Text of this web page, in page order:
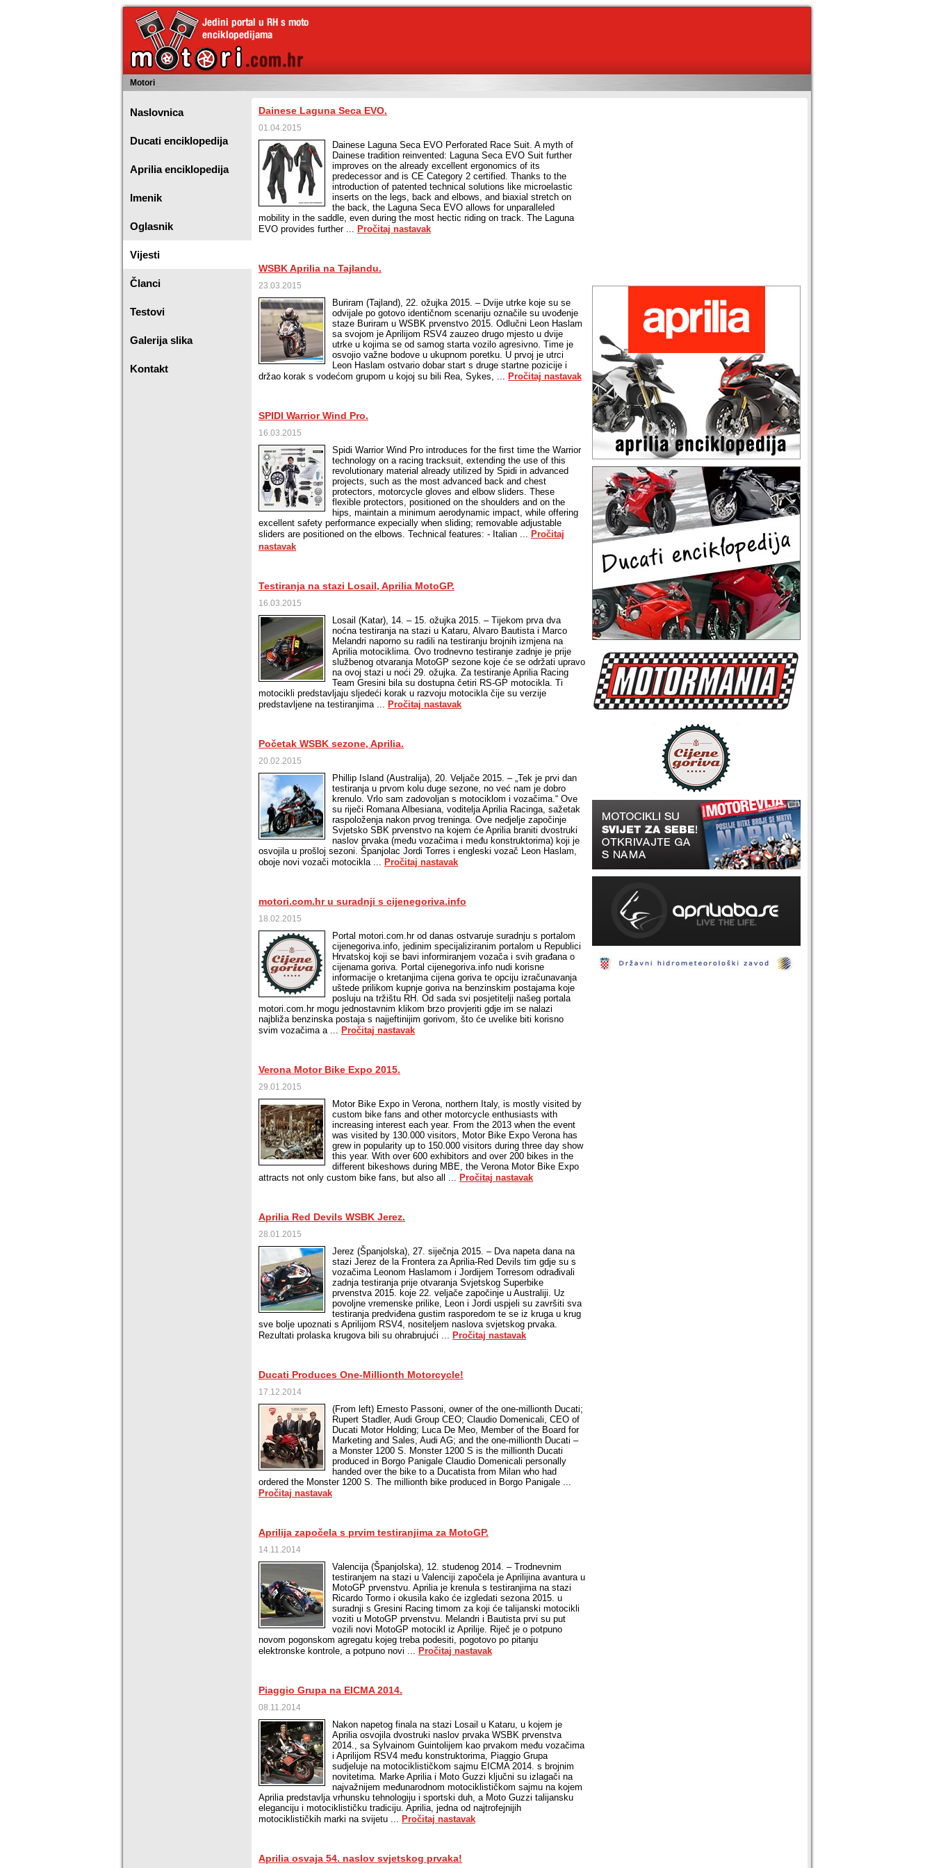
Motori
Naslovnica
Ducati enciklopedija
Aprilia enciklopedija
Imenik
Oglasnik
Vijesti
Članci
Testovi
Galerija slika
Kontakt
Dainese Laguna Seca EVO.
01.04.2015
Dainese Laguna Seca EVO Perforated Race Suit. A myth of
Dainese tradition reinvented: Laguna Seca EVO Suit further
improves on the already excellent ergonomics of its
predecessor and is CE Category 2 certified. Thanks to the
introduction of patented technical solutions like microelastic
inserts on the legs, back and elbows, and biaxial stretch on
the back, the Laguna Seca EVO allows for unparalleled
mobility in the saddle, even during the most hectic riding on track. The Laguna
EVO provides further ... Pročitaj nastavak
WSBK Aprilia na Tajlandu.
23.03.2015
Buriram (Tajland), 22. ožujka 2015. – Dvije utrke koje su se
odvijale po gotovo identičnom scenariju označile su uvođenje
staze Buriram u WSBK prvenstvo 2015. Odlučni Leon Haslam
sa svojom je Aprilijom RSV4 zauzeo drugo mjesto u dvije
utrke u kojima se od samog starta vozilo agresivno. Time je
osvojio važne bodove u ukupnom poretku. U prvoj je utrci
Leon Haslam ostvario dobar start s druge startne pozicije i
držao korak s vodećom grupom u kojoj su bili Rea, Sykes, ... Pročitaj nastavak
SPIDI Warrior Wind Pro.
16.03.2015
Spidi Warrior Wind Pro introduces for the first time the Warrior
technology on a racing tracksuit, extending the use of this
revolutionary material already utilized by Spidi in advanced
projects, such as the most advanced back and chest
protectors, motorcycle gloves and elbow sliders. These
flexible protectors, positioned on the shoulders and on the
hips, maintain a minimum aerodynamic impact, while offering
excellent safety performance expecially when sliding; removable adjustable
sliders are positioned on the elbows. Technical features: - Italian ... Pročitaj
nastavak
Testiranja na stazi Losail, Aprilia MotoGP.
16.03.2015
Losail (Katar), 14. – 15. ožujka 2015. – Tijekom prva dva
noćna testiranja na stazi u Kataru, Alvaro Bautista i Marco
Melandri naporno su radili na testiranju brojnih izmjena na
Aprilia motociklima. Ovo trodnevno testiranje zadnje je prije
službenog otvaranja MotoGP sezone koje će se održati upravo
na ovoj stazi u noći 29. ožujka. Za testiranje Aprilia Racing
Team Gresini bila su dostupna četiri RS-GP motocikla. Ti
motocikli predstavljaju sljedeći korak u razvoju motocikla čije su verzije
predstavljene na testiranjima ... Pročitaj nastavak
Početak WSBK sezone, Aprilia.
20.02.2015
Phillip Island (Australija), 20. Veljače 2015. – „Tek je prvi dan
testiranja u prvom kolu duge sezone, no već nam je dobro
krenulo. Vrlo sam zadovoljan s motociklom i vozačima.“ Ove
su riječi Romana Albesiana, voditelja Aprilia Racinga, sažetak
raspoloženja nakon prvog treninga. Ove nedjelje započinje
Svjetsko SBK prvenstvo na kojem će Aprilia braniti dvostruki
naslov prvaka (među vozačima i među konstruktorima) koji je
osvojila u prošloj sezoni. Španjolac Jordi Torres i engleski vozač Leon Haslam,
oboje novi vozači motocikla ... Pročitaj nastavak
motori.com.hr u suradnji s cijenegoriva.info
18.02.2015
Portal motori.com.hr od danas ostvaruje suradnju s portalom
cijenegoriva.info, jedinim specijaliziranim portalom u Republici
Hrvatskoj koji se bavi informiranjem vozača i svih građana o
cijenama goriva. Portal cijenegoriva.info nudi korisne
informacije o kretanjima cijena goriva te opciju izračunavanja
uštede prilikom kupnje goriva na benzinskim postajama koje
posluju na tržištu RH. Od sada svi posjetitelji našeg portala
motori.com.hr mogu jednostavnim klikom brzo provjeriti gdje im se nalazi
najbliža benzinska postaja s najjeftinijim gorivom, što će uvelike biti korisno
svim vozačima a ... Pročitaj nastavak
Verona Motor Bike Expo 2015.
29.01.2015
Motor Bike Expo in Verona, northern Italy, is mostly visited by
custom bike fans and other motorcycle enthusiasts with
increasing interest each year. From the 2013 when the event
was visited by 130.000 visitors, Motor Bike Expo Verona has
grew in popularity up to 150.000 visitors during three day show
this year. With over 600 exhibitors and over 200 bikes in the
different bikeshows during MBE, the Verona Motor Bike Expo
attracts not only custom bike fans, but also all ... Pročitaj nastavak
Aprilia Red Devils WSBK Jerez.
28.01.2015
Jerez (Španjolska), 27. siječnja 2015. – Dva napeta dana na
stazi Jerez de la Frontera za Aprilia-Red Devils tim gdje su s
vozačima Leonom Haslamom i Jordijem Torresom odrađivali
zadnja testiranja prije otvaranja Svjetskog Superbike
prvenstva 2015. koje 22. veljače započinje u Australiji. Uz
povoljne vremenske prilike, Leon i Jordi uspjeli su završiti sva
testiranja predviđena gustim rasporedom te se iz kruga u krug
sve bolje upoznati s Aprilijom RSV4, nositeljem naslova svjetskog prvaka.
Rezultati prolaska krugova bili su ohrabrujući ... Pročitaj nastavak
Ducati Produces One-Millionth Motorcycle!
17.12.2014
(From left) Ernesto Passoni, owner of the one-millionth Ducati;
Rupert Stadler, Audi Group CEO; Claudio Domenicali, CEO of
Ducati Motor Holding; Luca De Meo, Member of the Board for
Marketing and Sales, Audi AG; and the one-millionth Ducati –
a Monster 1200 S. Monster 1200 S is the millionth Ducati
produced in Borgo Panigale Claudio Domenicali personally
handed over the bike to a Ducatista from Milan who had
ordered the Monster 1200 S. The millionth bike produced in Borgo Panigale ...
Pročitaj nastavak
Aprilija započela s prvim testiranjima za MotoGP.
14.11.2014
Valencija (Španjolska), 12. studenog 2014. – Trodnevnim
testiranjem na stazi u Valenciji započela je Aprilijina avantura u
MotoGP prvenstvu. Aprilia je krenula s testiranjima na stazi
Ricardo Tormo i okusila kako će izgledati sezona 2015. u
suradnji s Gresini Racing timom za koji će talijanski motocikli
voziti u MotoGP prvenstvu. Melandri i Bautista prvi su put
vozili novi MotoGP motocikl iz Aprilije. Riječ je o potpuno
novom pogonskom agregatu kojeg treba podesiti, pogotovo po pitanju
elektronske kontrole, a potpuno novi ... Pročitaj nastavak
Piaggio Grupa na EICMA 2014.
08.11.2014
Nakon napetog finala na stazi Losail u Kataru, u kojem je
Aprilia osvojila dvostruki naslov prvaka WSBK prvenstva
2014., sa Sylvainom Guintolijem kao prvakom među vozačima
i Aprilijom RSV4 među konstruktorima, Piaggio Grupa
sudjeluje na motociklističkom sajmu EICMA 2014. s brojnim
novitetima. Marke Aprilia i Moto Guzzi ključni su izlagači na
najvažnijem međunarodnom motociklističkom sajmu na kojem
Aprilia predstavlja vrhunsku tehnologiju i sportski duh, a Moto Guzzi talijansku
eleganciju i motociklističku tradiciju. Aprilia, jedna od najtrofejnijih
motociklističkih marki na svijetu ... Pročitaj nastavak
Aprilia osvaja 54. naslov svjetskog prvaka!